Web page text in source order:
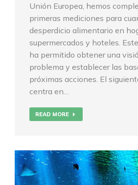
Unión Europea, hemos
primeras mediciones para
desperdicio alimentario en
supermercados y hoteles.
ha permitido obtener una
problema y establecer las
próximas acciones. El
centra en…
READ MORE